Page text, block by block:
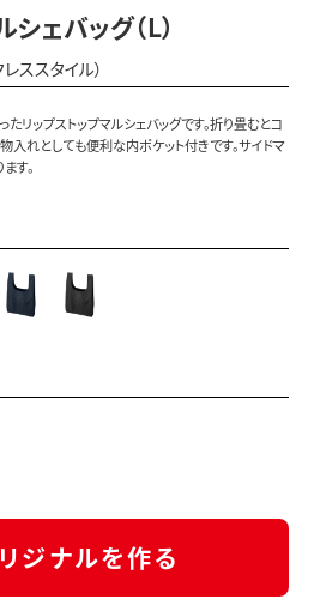
ェバッグ（L）
ススタイル）
リップストップマルシェバッグです。折り畳むとコ
入れとしても便利な内ポケット付きです。サイドマ
す。
ジナルを作る